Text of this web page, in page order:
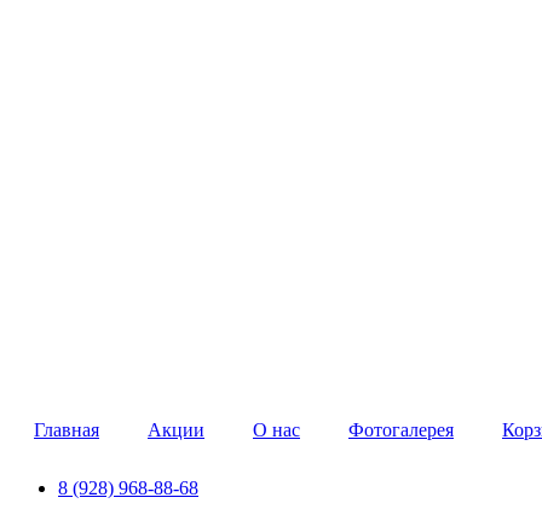
Главная Акции О нас Фотогалерея
8 (928) 968-88-68